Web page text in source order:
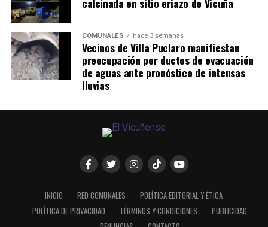
COMUNALES hace 3 semanas
Vecinos de Villa Puclaro manifiestan
preocupación por ductos de evacuación
de aguas ante pronóstico de intensas
lluvias
INICIO RED COMUNALES
POLÍTICA EDITORIAL Y ÉTICA
POLÍTICA DE PRIVACIDAD
TÉRMINOS Y CONDICIONES
PUBLICIDAD